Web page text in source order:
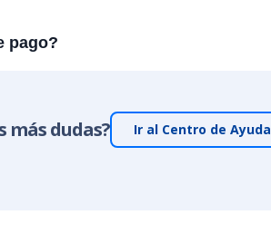
pago?
más dudas? Ir al Centro de Ayuda